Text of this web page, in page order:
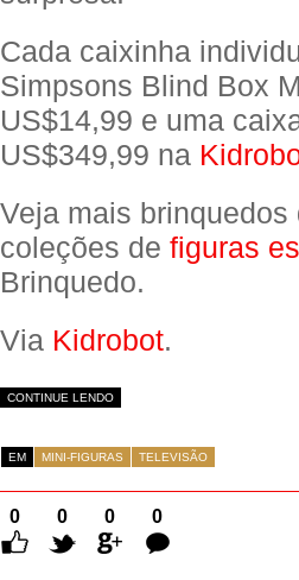
Cada caixinha
Simpsons Blind Box
US$14,99 e uma
US$349,99 na
Veja mais brinquedos
coleções de figuras
Brinquedo.
Via Kidrobot.
CONTINUE LENDO
EM MINI-FIGURAS TELEVISÃO
0 0 0
0
Comentários